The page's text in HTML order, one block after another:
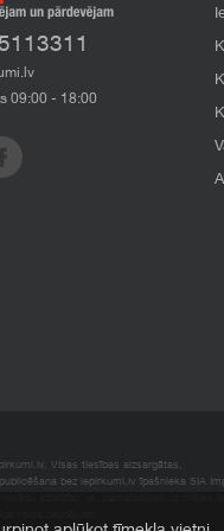
09:00 - 18:00
Visas tiesības aizsargātas.
bez iepirkumi.lv īpašnieka SIA